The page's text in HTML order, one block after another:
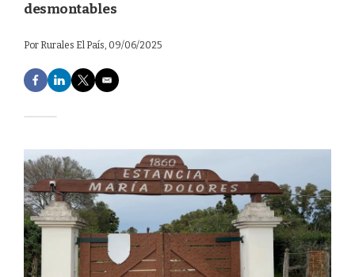
desmontables
Por Rurales El País, 09/06/2025
F
a
e
o
o
k
L
i
d
I
n
T
w
e
r
E
m